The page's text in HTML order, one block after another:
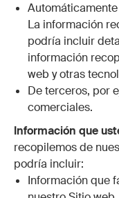
La información
podría incluir
información
web y otras
De terceros, por
comerciales.
Información que
recopilemos de
podría incluir:
Información que